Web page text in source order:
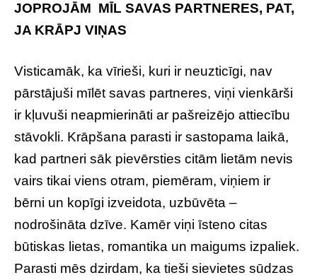
JOPROJĀM MĪL SAVAS PARTNERES, PAT,
JA KRĀPJ VIŅAS
Visticamāk, ka vīrieši, kuri ir neuzticīgi, nav
pārstājuši mīlēt savas partneres, viņi vienkārši
ir kļuvuši neapmierināti ar pašreizējo attiecību
stāvokli. Krāpšana parasti ir sastopama laikā,
kad partneri sāk pievērsties citām lietām nevis
vairs tikai viens otram, piemēram, viņiem ir
bērni un kopīgi izveidota, uzbūvēta –
nodrošināta dzīve. Kamēr viņi īsteno citas
būtiskas lietas, romantika un maigums izpaliek.
Parasti mēs dzirdam, ka tieši sievietes sūdzas